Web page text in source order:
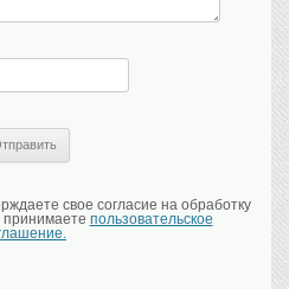
свое согласие на обработку
пользовательское